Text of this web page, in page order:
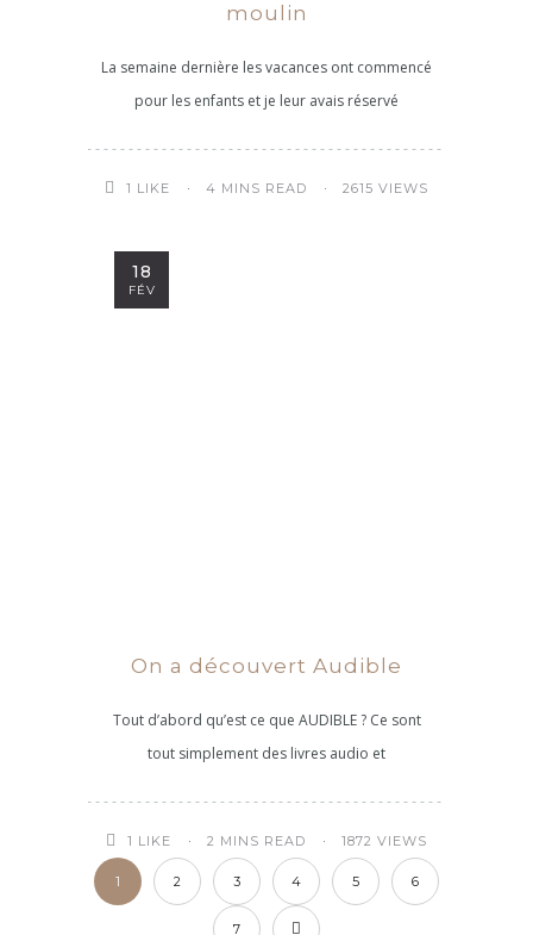
moulin
La semaine dernière les vacances ont commencé
pour les enfants et je leur avais réservé
1 LIKE 4 MINS READ 2615 VIEWS
18
FÉV
On a découvert Audible
Tout d’abord qu’est ce que AUDIBLE ? Ce sont
tout simplement des livres audio et
1 LIKE 2 MINS READ 1872 VIEWS
1 2 3 4 5 6
7